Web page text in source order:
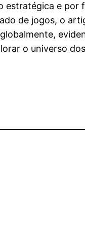
estratégica e por
de jogos, o
o universo